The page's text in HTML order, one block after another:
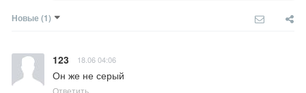
Новые (1)
123 18.06 04:06
Он же не серый